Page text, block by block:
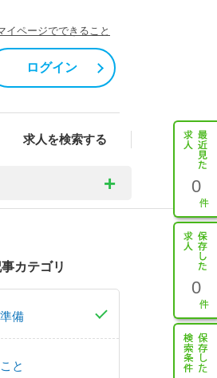
イページでできること
ログイン
求人を検索する
0
0
カテゴリ
備
と